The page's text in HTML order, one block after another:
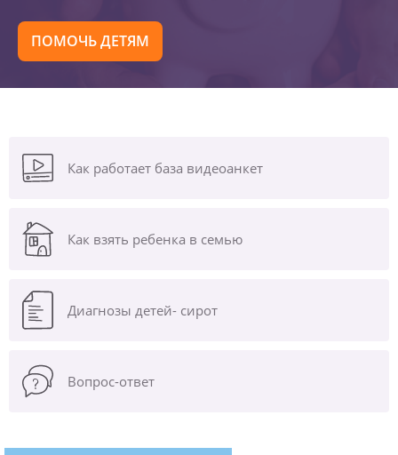
ПОМОЧЬ ДЕТЯМ
Как работает база видеоанкет
Как взять ребенка в семью
Диагнозы детей- сирот
Вопрос-ответ